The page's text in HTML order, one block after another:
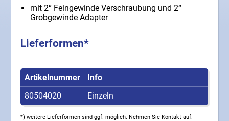
mit 2“ Feingewinde Verschraubung und 2“
Grobgewinde Adapter
Lieferformen*
Artikelnummer
Info
80504020
Einzeln
*) weitere Lieferformen sind ggf. möglich. Nehmen Sie Kontakt auf.